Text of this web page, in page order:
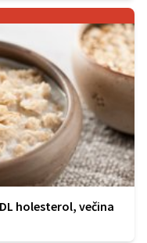
holesterol, večina